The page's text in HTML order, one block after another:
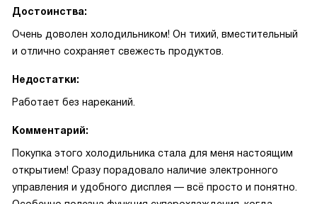
Достоинства:
Очень доволен холодильником! Он тихий, вместительный
и отлично сохраняет свежесть продуктов.
Недостатки:
Работает без нареканий.
Комментарий:
Покупка этого холодильника стала для меня настоящим
открытием! Сразу порадовало наличие электронного
управления и удобного дисплея — всё просто и понятно.